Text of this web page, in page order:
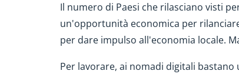
Il numero di Paesi che rilasciano visti
un'opportunità economica per
per dare impulso all'economia locale.
Per lavorare, ai nomadi digitali